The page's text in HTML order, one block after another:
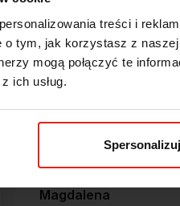
treści i
tym, jak korzystasz z
mogą połączyć te
ich usług.
Spersonalizuj
Opinie
Magdalena